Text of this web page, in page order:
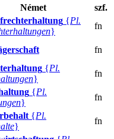
Német
szf.
{Pl.
}
fn
fn
{Pl.
}
fn
{Pl.
}
fn
{Pl.
}
fn